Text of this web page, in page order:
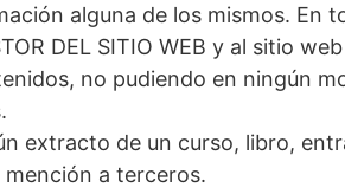
alguna de los mismos. En
DEL SITIO WEB y al sitio
no pudiendo en ningún
extracto de un curso, libro,
a terceros.